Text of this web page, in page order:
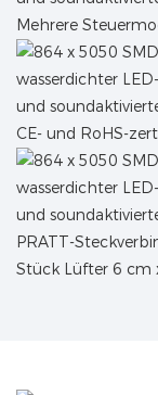
Mehrere
CE- und RoHS-
PRATT-
Stück Lüfter 6 cm